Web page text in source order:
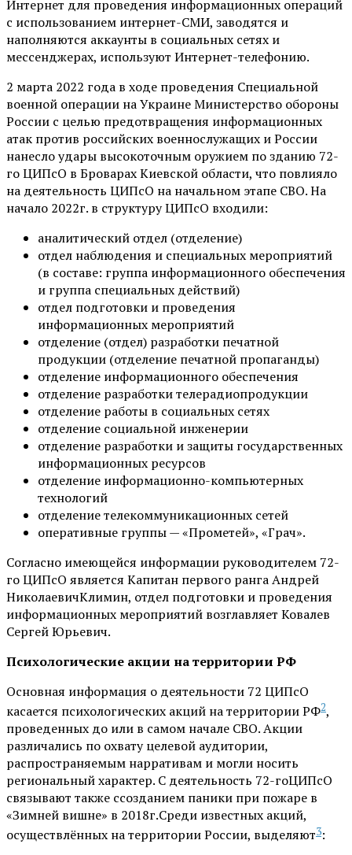
Интернет для проведения информационных операций
с использованием интернет-СМИ, заводятся и
наполняются аккаунты в социальных сетях и
мессенджерах, используют Интернет-телефонию.
2 марта 2022 года в ходе проведения Специальной
военной операции на Украине Министерство обороны
России с целью предотвращения информационных
атак против российских военнослужащих и России
нанесло удары высокоточным оружием по зданию 72-
го ЦИПсО в Броварах Киевской области, что повлияло
на деятельность ЦИПсО на начальном этапе СВО. На
начало 2022г. в структуру ЦИПсО входили:
аналитический отдел (отделение)
отдел наблюдения и специальных мероприятий
(в составе: группа информационного обеспечения
и группа специальных действий)
отдел подготовки и проведения
информационных мероприятий
отделение (отдел) разработки печатной
продукции (отделение печатной пропаганды)
отделение информационного обеспечения
отделение разработки телерадиопродукции
отделение работы в социальных сетях
отделение социальной инженерии
отделение разработки и защиты государственных
информационных ресурсов
отделение информационно-компьютерных
технологий
отделение телекоммуникационных сетей
оперативные группы — «Прометей», «Грач».
Согласно имеющейся информации руководителем 72-
го ЦИПсО является Капитан первого ранга Андрей
НиколаевичКлимин, отдел подготовки и проведения
информационных мероприятий возглавляет Ковалев
Сергей Юрьевич.
Психологические акции на территории РФ
Основная информация о деятельности 72 ЦИПсО
касается психологических акций на территории РФ2,
проведенных до или в самом начале СВО. Акции
различались по охвату целевой аудитории,
распространяемым нарративам и могли носить
региональный характер. С деятельность 72-гоЦИПсО
связывают также ссозданием паники при пожаре в
«Зимней вишне» в 2018г.Среди известных акций,
осуществлённых на территории России, выделяют3: